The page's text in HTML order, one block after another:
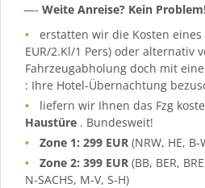
—- Weite Anreise? Kein
erstatten wir die Kosten eines
EUR/2.Kl/1 Pers) oder alternativ
Fahrzeugabholung doch mit
: Ihre Hotel-Übernachtung
liefern wir Ihnen das Fzg
Haustüre . Bundesweit!
Zone 1: 299 EUR (NRW, HE, B-
Zone 2: 399 EUR (BB, BER,
N-SACHS, M-V, S-H)